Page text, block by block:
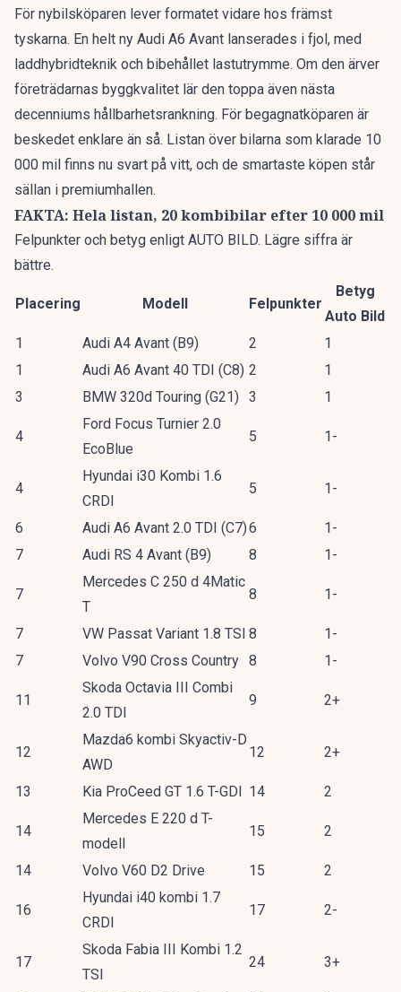
För nybilsköparen lever formatet vidare hos främst
tyskarna. En helt ny Audi A6 Avant lanserades i fjol, med
laddhybridteknik och bibehållet lastutrymme. Om den ärver
företrädarnas byggkvalitet lär den toppa även nästa
decenniums hållbarhetsrankning. För begagnatköparen är
beskedet enklare än så. Listan över bilarna som klarade 10
000 mil finns nu svart på vitt, och de smartaste köpen står
sällan i premiumhallen.
FAKTA: Hela listan, 20 kombibilar efter 10 000 mil
Felpunkter och betyg enligt AUTO BILD. Lägre siffra är
bättre.
Placering Modell Felpunkter
Betyg
Auto Bild
1
Audi A4 Avant (B9) 2
1
1
Audi A6 Avant 40 TDI (C8) 2
1
3
BMW 320d Touring (G21) 3 1
4
Ford Focus Turnier 2.0
EcoBlue
5 1-
4
Hyundai i30 Kombi 1.6
CRDI
5 1-
6 Audi A6 Avant 2.0 TDI (C7)6
1-
7
Audi RS 4 Avant (B9) 8 1-
7
Mercedes C 250 d 4Matic
T
8 1-
7 VW Passat Variant 1.8 TSI 8
1-
7
Volvo V90 Cross Country 8 1-
11
Skoda Octavia III Combi
2.0 TDI
9 2+
12
Mazda6 kombi Skyactiv-D
AWD
12 2+
13 Kia ProCeed GT 1.6 T-GDI 14 2
14
Mercedes E 220 d T-
modell
15 2
14 Volvo V60 D2 Drive 15 2
16
Hyundai i40 kombi 1.7
CRDI
17 2-
17
Skoda Fabia III Kombi 1.2
TSI
24 3+